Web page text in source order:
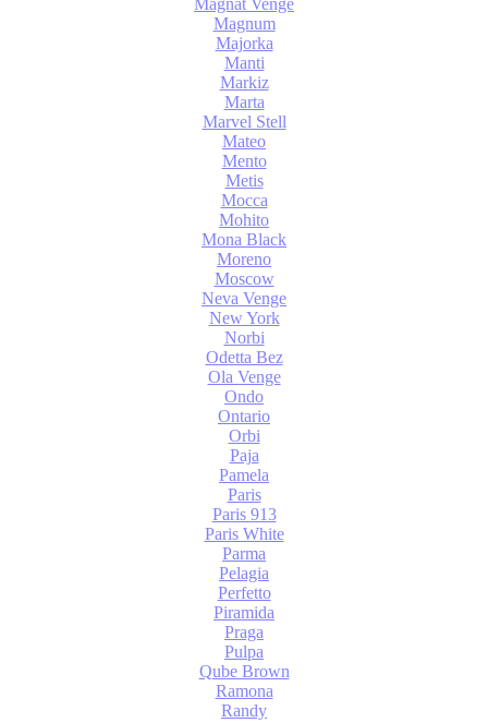
Magnum
Majorka
Manti
Markiz
Marta
Marvel Stell
Mateo
Mento
Metis
Mocca
Mohito
Mona Black
Moreno
Moscow
Neva Venge
New York
Norbi
Odetta Bez
Ola Venge
Ondo
Ontario
Orbi
Paja
Pamela
Paris
Paris 913
Paris White
Parma
Pelagia
Perfetto
Piramida
Praga
Pulpa
Qube Brown
Ramona
Randy